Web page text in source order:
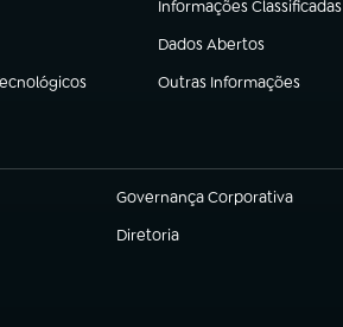
Informações Classificadas
(abre em nova aba)
Dados Abertos
(abre em nova aba)
Outras Informações
(abre em nova aba)
Governança Corporativa
(abre em nova aba)
Diretoria
(abre em nova aba)